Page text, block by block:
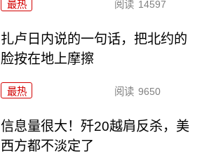
最热 阅读 14597
扎卢日内说的一句话，把北约的
脸按在地上摩擦
最热 阅读 9650
信息量很大！歼20越肩反杀，美
西方都不淡定了